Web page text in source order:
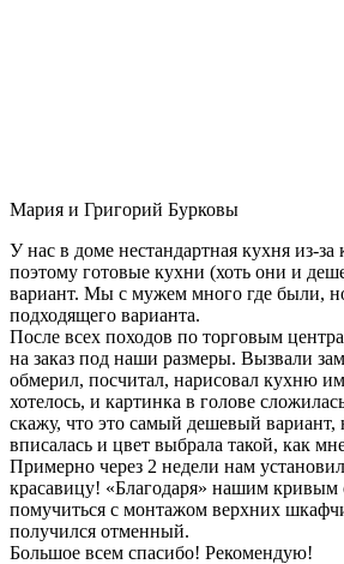
Мария и Григорий Бурковы
У нас в доме нестандартная кухня из-за
поэтому готовые кухни (хоть они и
вариант. Мы с мужем много где были,
подходящего варианта.
После всех походов по торговым
на заказ под наши размеры. Вызвали
обмерил, посчитал, нарисовал кухню
хотелось, и картинка в голове
скажу, что это самый дешевый вариант,
вписалась и цвет выбрала такой, как
Примерно через 2 недели нам
красавицу! «Благодаря» нашим
помучиться с монтажом верхних
получился отменный.
Большое всем спасибо! Рекомендую!